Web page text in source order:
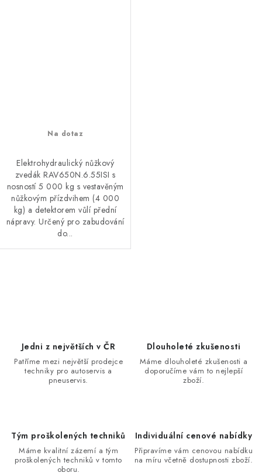
Na dotaz
Elektrohydraulický nůžkový
zvedák RAV650N.6.55ISI s
nosností 5 000 kg s vestavěným
nůžkovým přízdvihem (4 000
kg) a detektorem vůlí přední
nápravy. Určený pro zabudování
do...
v
Jedni z největších v ČR
Patříme mezi největší prodejce
techniky pro autoservis a
pneuservis.
Dlouholeté zkušenosti
Máme dlouholeté zkušenosti a
doporučíme vám to nejlepší
zboží.
Tým proškolených techniků
Máme kvalitní zázemí a tým
proškolených techniků v tomto
oboru.
Individuální cenové nabídky
Připravíme vám cenovou nabídku
na míru včetně dostupnosti zboží.